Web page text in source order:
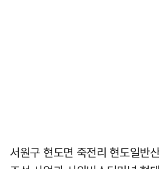
서원구 현도면 죽전리 현도일반